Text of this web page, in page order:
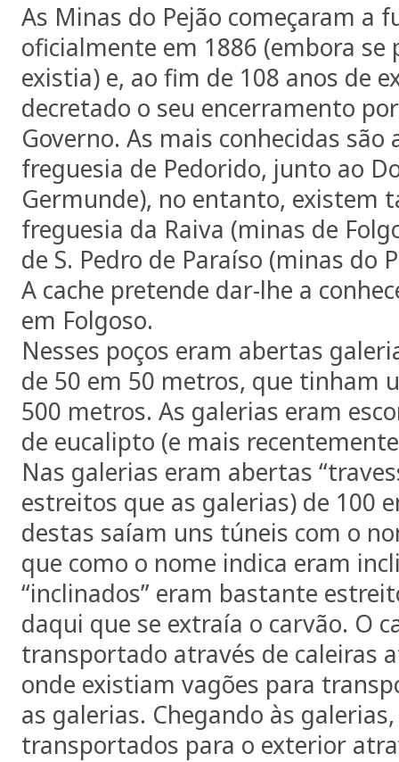
As Minas do Pejão começaram a
oficialmente em 1886 (embora se
existia) e, ao fim de 108 anos de
decretado o seu encerramento
Governo. As mais conhecidas
freguesia de Pedorido, junto ao
Germunde), no entanto, existem
freguesia da Raiva (minas de
de S. Pedro de Paraíso (minas do
A cache pretende dar-lhe a
em Folgoso.
Nesses poços eram abertas
de 50 em 50 metros, que tinham
500 metros. As galerias eram
de eucalipto (e mais
Nas galerias eram abertas
estreitos que as galerias) de 100
destas saíam uns túneis com o
que como o nome indica eram
“inclinados” eram bastante
daqui que se extraía o carvão. O
transportado através de caleiras
onde existiam vagões para
as galerias. Chegando às
transportados para o exterior